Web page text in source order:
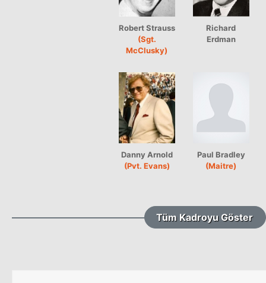
Robert Strauss
(Sgt.
McClusky)
Richard
Erdman
Danny Arnold
(Pvt. Evans)
Paul Bradley
(Maitre)
Tüm Kadroyu Göster